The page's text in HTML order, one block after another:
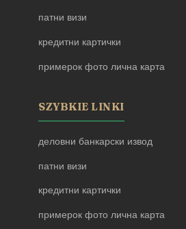
патни визи
кредитни картички
примерок фото лична карта
SZYBKIE LINKI
деловни банкарски извод
патни визи
кредитни картички
примерок фото лична карта